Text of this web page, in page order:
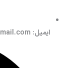
ایمیل: adlgar.com@gmail.com